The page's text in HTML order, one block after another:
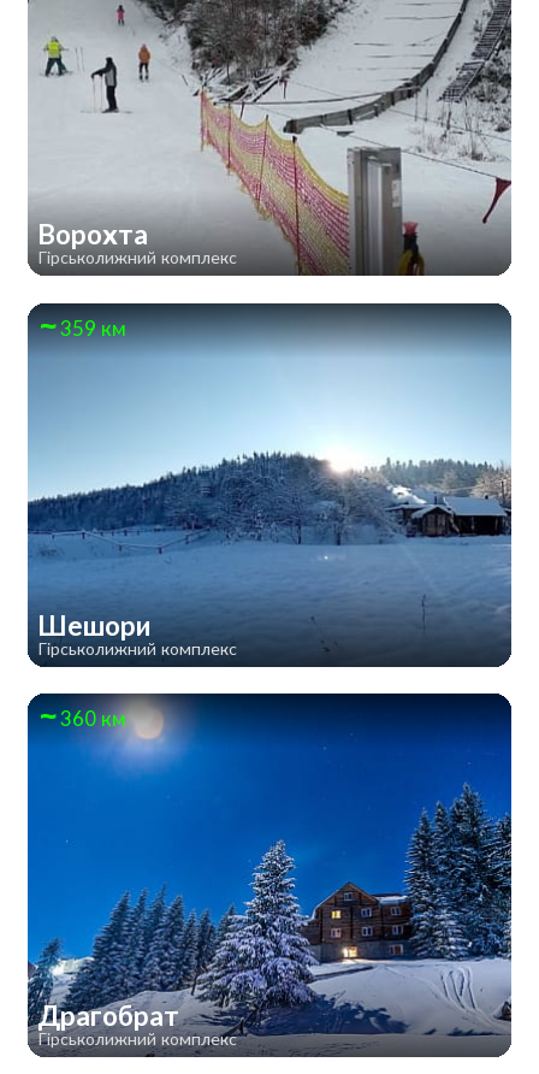
Ворохта
Гірськолижний комплекс
359 км
Шешори
Гірськолижний комплекс
360 км
Драгобрат
Гірськолижний комплекс